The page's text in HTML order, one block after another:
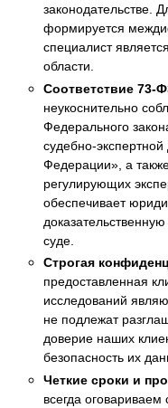
законодательстве.
формируется
специалист
области.
Соответствие 73-
неукоснительно
Федерального
судебно-
Федерации», а
регулирующих
обеспечивает
суде.
Строгая
предоставленная
исследований
не подлежат
доверие наших
безопасность их
Четкие сроки и
всегда